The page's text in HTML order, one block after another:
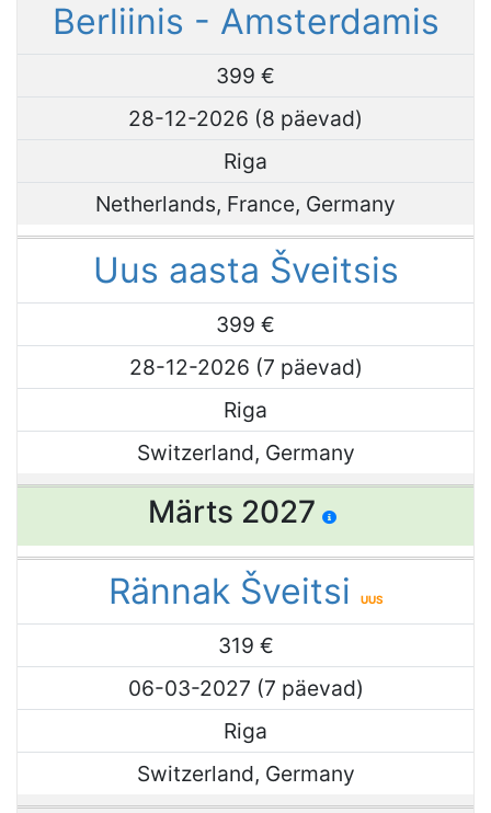
Berliinis - Amsterdamis
399 €
28-12-2026 (8 päevad)
Riga
Netherlands, France, Germany
Uus aasta Šveitsis
399 €
28-12-2026 (7 päevad)
Riga
Switzerland, Germany
Märts 2027
Rännak Šveitsi UUS
319 €
06-03-2027 (7 päevad)
Riga
Switzerland, Germany